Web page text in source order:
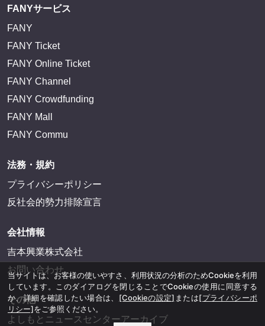
FANYサービス
FANY
FANY Ticket
FANY Online Ticket
FANY Channel
FANY Crowdfunding
FANY Mall
FANY Commu
法務・規約
プライバシーポリシー
反社会的勢力排除宣言
会社情報
吉本興業株式会社
お問い合わせ
その他
よしもとニュースセンターアーカイブ
当サイトは、お客様の使いやすさ、利用状況の分析のためCookieを利用
しています。このダイアログを閉じることでCookieの使用に同意する
か、詳細を確認したい場合は、 [Cookieの設定] または[プライバシーポ
リシー]をご参照ください。